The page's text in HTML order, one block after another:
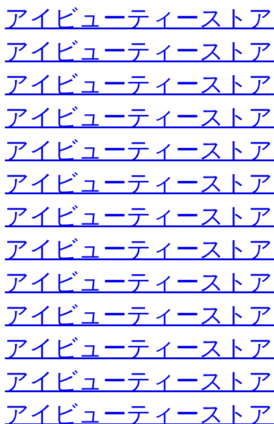
アイビューティースト
アイビューティースト
アイビューティースト
アイビューティースト
アイビューティースト
アイビューティースト
アイビューティースト
アイビューティースト
アイビューティースト
アイビューティースト
アイビューティースト
アイビューティースト
アイビューティースト